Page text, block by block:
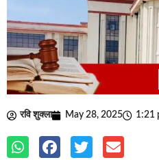
रवि शुक्ला May 28, 2025 1:21